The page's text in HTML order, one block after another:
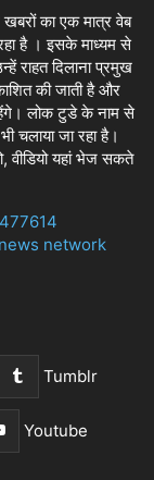
का एक मात्र वेब
है । इसके माध्यम से
राहत दिलाना प्रमुख
की जाती है और
लोक टुडे के नाम से
चलाया जा रहा है।
वीडियो यहां भेज सकते
network
Tumblr
Youtube